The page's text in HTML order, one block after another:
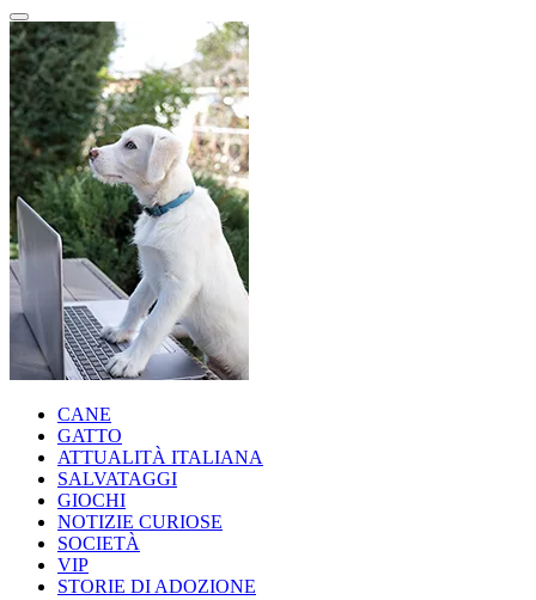
CANE
GATTO
ATTUALITÀ ITALIANA
SALVATAGGI
GIOCHI
NOTIZIE CURIOSE
SOCIETÀ
VIP
STORIE DI ADOZIONE